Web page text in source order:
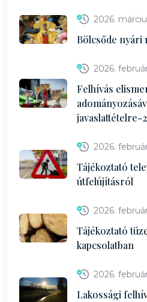
2026.
Bölcsőde nyári
2026.
Felhívás
javaslattételre-
2026.
Tájékoztató
útfelújításról
2026.
Tájékoztató
kapcsolatban
2026.
Lakossági